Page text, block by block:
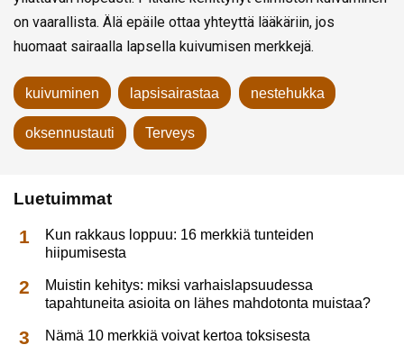
on vaarallista. Älä epäile ottaa yhteyttä lääkäriin, jos
huomaat sairaalla lapsella kuivumisen merkkejä.
kuivuminen lapsisairastaa nestehukka
oksennustauti Terveys
Luetuimmat
Kun rakkaus loppuu: 16 merkkiä tunteiden
hiipumisesta
Muistin kehitys: miksi varhaislapsuudessa
tapahtuneita asioita on lähes mahdotonta muistaa?
Nämä 10 merkkiä voivat kertoa toksisesta